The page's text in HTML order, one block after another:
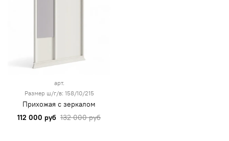
арт.
Размер ш/г/в: 158/10/215
Прихожая с зеркалом
112 000 руб 132 000 руб